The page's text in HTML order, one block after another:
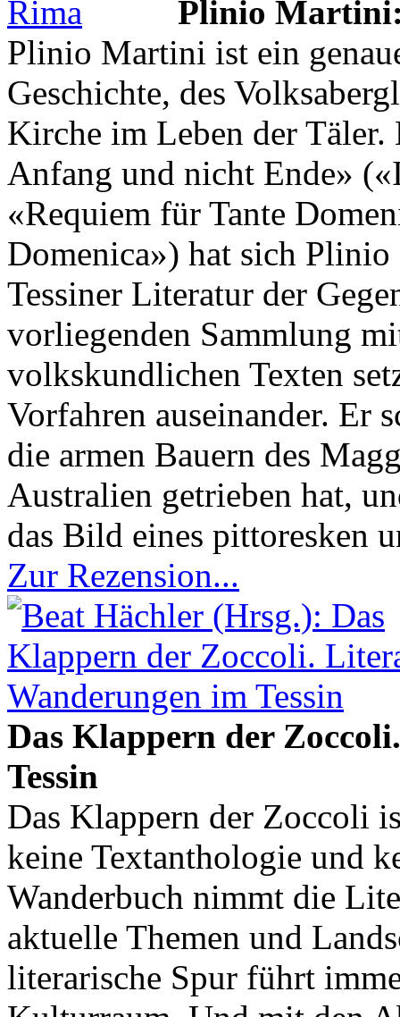
Plinio
Plinio Martini ist ein
Geschichte, des
Kirche im Leben der
Anfang und nicht Ende»
«Requiem für Tante
Domenica») hat sich
Tessiner Literatur der
vorliegenden Sammlung
volkskundlichen Texten
Vorfahren auseinander. Er
die armen Bauern des
Australien getrieben hat,
das Bild eines pittoresken
Zur Rezension...
Das Klappern der
Tessin
Das Klappern der Zoccoli
keine Textanthologie und
Wanderbuch nimmt die
aktuelle Themen und
literarische Spur führt